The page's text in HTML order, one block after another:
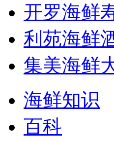
开罗海鲜
利苑海鲜
集美海鲜
海鲜知识
百科